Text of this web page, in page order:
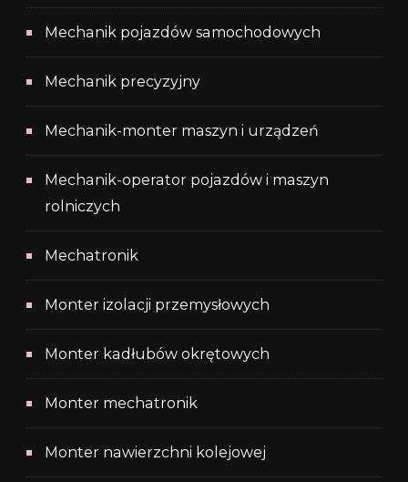
Mechanik pojazdów samochodowych
Mechanik precyzyjny
Mechanik-monter maszyn i urządzeń
Mechanik-operator pojazdów i maszyn
rolniczych
Mechatronik
Monter izolacji przemysłowych
Monter kadłubów okrętowych
Monter mechatronik
Monter nawierzchni kolejowej